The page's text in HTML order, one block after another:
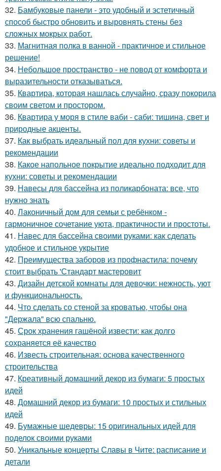
32. Бамбуковые панели - это удобный и эстетичный
способ быстро обновить и выровнять стены без
сложных мокрых работ.
33. Магнитная полка в ванной - практичное и стильное
решение!
34. Небольшое пространство - не повод от комфорта и
выразительности отказываться.
35. Квартира, которая нашлась случайно, сразу покорила
своим светом и простором.
36. Квартира у моря в стиле ваби - саби: тишина, свет и
природные акценты.
37. Как выбрать идеальный пол для кухни: советы и
рекомендации
38. Какое напольное покрытие идеально подходит для
кухни: советы и рекомендации
39. Навесы для бассейна из поликарбоната: все, что
нужно знать
40. Лаконичный дом для семьи с ребёнком -
гармоничное сочетание уюта, практичности и простоты.
41. Навес для бассейна своими руками: как сделать
удобное и стильное укрытие
42. Преимущества заборов из профнастила: почему
стоит выбрать 'Стандарт мастеровит
43. Дизайн детской комнаты для девочки: нежность, уют
и функциональность.
44. Что сделать со стеной за кроватью, чтобы она
"Держала" всю спальню.
45. Срок хранения гашёной извести: как долго
сохраняется её качество
46. Известь строительная: основа качественного
строительства
47. Креативный домашний декор из бумаги: 5 простых
идей
48. Домашний декор из бумаги: 10 простых и стильных
идей
49. Бумажные шедевры: 15 оригинальных идей для
поделок своими руками
50. Уникальные концерты Славы в Чите: расписание и
детали